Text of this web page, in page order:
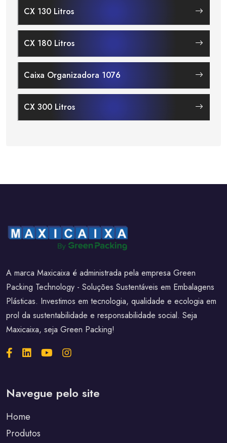
CX 130 Litros
CX 180 Litros
Caixa Organizadora 1076
CX 300 Litros
A marca Maxicaixa é administrada pela empresa Green
Packing Technology - Soluções Sustentáveis em Embalagens
Plásticas. Investimos em tecnologia, qualidade e ecologia em
prol da sustentabilidade e responsabilidade social. Seja
Maxicaixa, seja Green Packing!
Navegue pelo site
Home
Produtos